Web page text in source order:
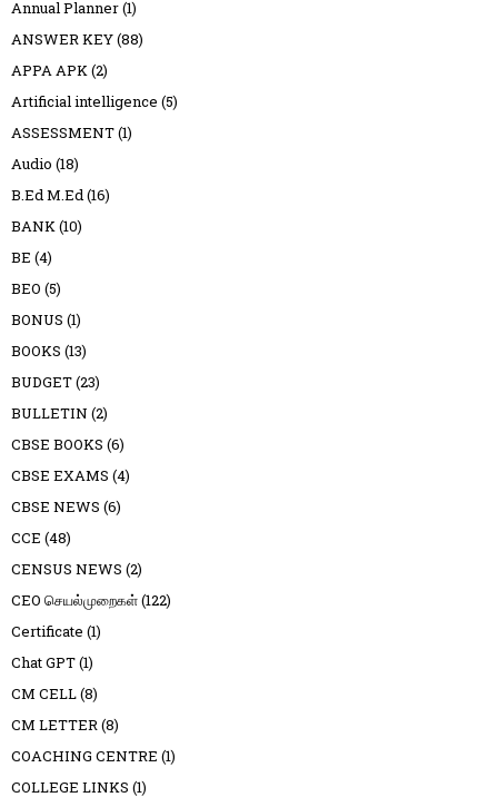
Annual Planner(1)
ANSWER KEY(88)
APPA APK(2)
Artificial intelligence (5)
ASSESSMENT(1)
Audio (18)
B.Ed M.Ed(16)
BANK(10)
BE (4)
BEO (5)
BONUS (1)
BOOKS (13)
BUDGET(23)
BULLETIN (2)
CBSE BOOKS (6)
CBSE EXAMS (4)
CBSE NEWS (6)
CCE (48)
CENSUS NEWS (2)
CEO செயல்முறைகள்(122)
Certificate (1)
Chat GPT(1)
CM CELL(8)
CM LETTER(8)
COACHING CENTRE (1)
COLLEGE LINKS (1)